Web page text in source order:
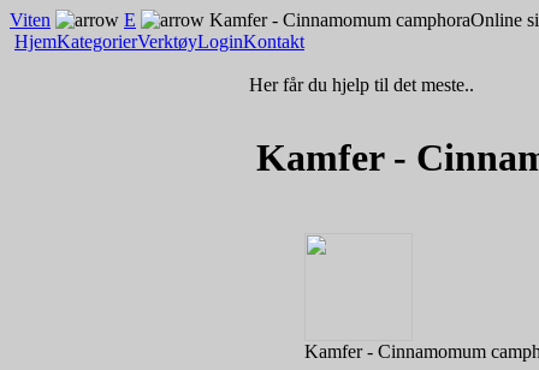
Viten E Kamfer - Cinnamomum camphoraOnline
HjemKategorierVerktøyLoginKontakt
Her får du hjelp til det meste..
Kamfer -
Kamfer - Cinnamomum